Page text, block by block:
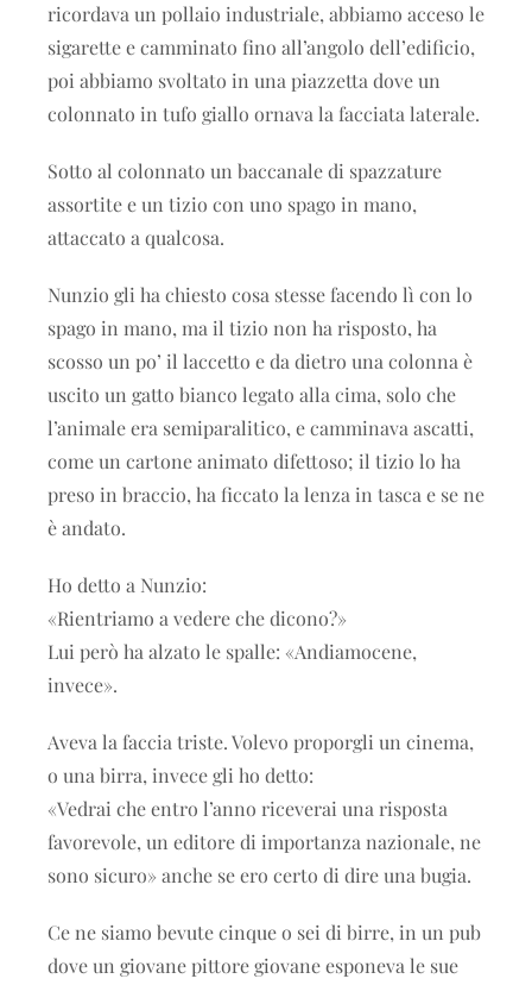
ricordava un pollaio industriale, abbiamo acceso le
sigarette e camminato fino all’angolo dell’edificio,
poi abbiamo svoltato in una piazzetta dove un
colonnato in tufo giallo ornava la facciata laterale.
Sotto al colonnato un baccanale di spazzature
assortite e un tizio con uno spago in mano,
attaccato a qualcosa.
Nunzio gli ha chiesto cosa stesse facendo lì con lo
spago in mano, ma il tizio non ha risposto, ha
scosso un po’ il laccetto e da dietro una colonna è
uscito un gatto bianco legato alla cima, solo che
l’animale era semiparalitico, e camminava ascatti,
come un cartone animato difettoso; il tizio lo ha
preso in braccio, ha ficcato la lenza in tasca e se ne
è andato.
Ho detto a Nunzio:
«Rientriamo a vedere che dicono?»
Lui però ha alzato le spalle: «Andiamocene,
invece».
Aveva la faccia triste. Volevo proporgli un cinema,
o una birra, invece gli ho detto:
«Vedrai che entro l’anno riceverai una risposta
favorevole, un editore di importanza nazionale, ne
sono sicuro» anche se ero certo di dire una bugia.
Ce ne siamo bevute cinque o sei di birre, in un pub
dove un giovane pittore giovane esponeva le sue